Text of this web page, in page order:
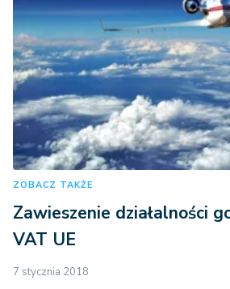
ZOBACZ TAKŻE
Zawieszenie działalności
VAT UE
7 stycznia 2018